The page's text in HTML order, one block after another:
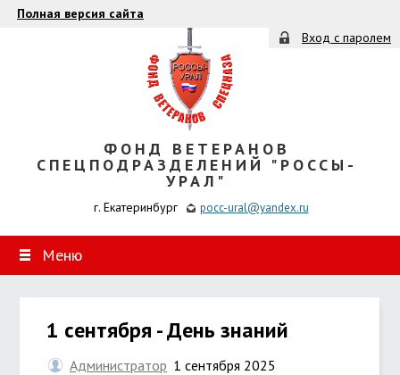
Полная версия сайта
Вход с паролем
ФОНД ВЕТЕРАНОВ
СПЕЦПОДРАЗДЕЛЕНИЙ "РОССЫ-
УРАЛ"
г. Екатеринбург pocc-ural@yandex.ru
Меню
1 сентября - День знаний
Администратор 1 сентября 2025